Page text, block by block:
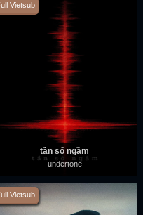
Vietsub
tần số ngầm
undertone
Vietsub